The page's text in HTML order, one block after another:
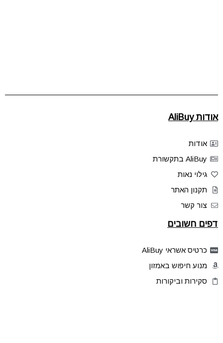
אודות AliBuy
אודות
AliBuy בתקשורת
גילוי נאות
תקנון האתר
צור קשר
דפים חשובים
כרטיס אשראי AliBuy
מנוע חיפוש באמזון
סקירות וביקורות